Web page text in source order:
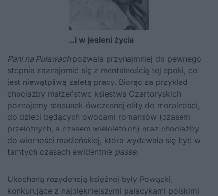
…i w jesieni życia
Pani na Puławach pozwala przynajmniej do pewnego
stopnia zaznajomić się z mentalnością tej epoki, co
jest niewątpliwą zaletą pracy. Biorąc za przykład
chociażby małżeństwo księstwa Czartoryskich
poznajemy stosunek ówczesnej elity do moralności,
do dzieci będących owocami romansów (czasem
przelotnych, a czasem wieloletnich) oraz chociażby
do wierności małżeńskiej, która wydawała się być w
tamtych czasach ewidentnie passe.
Ukochaną rezydencją księżnej były Powązki,
konkurujące z najpiękniejszymi pałacykami polskimi.